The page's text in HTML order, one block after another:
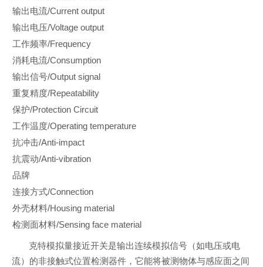
输出电流/Current output
输出电压/Voltage output
工作频率/Frequency
消耗电流/Consumption
输出信号/Output signal
重复精度/Repeatability
保护/Protection Circuit
工作温度/Operating temperature
抗冲击/Anti-impact
抗震动/Anti-vibration
品牌
连接方式/Connection
外壳材料/Housing material
检测面材料/Sensing face material
克特模拟量接近开关是输出连续模拟信号（如电压或电
流）的非接触式位置检测器件，它能将被测物体与感应面之间